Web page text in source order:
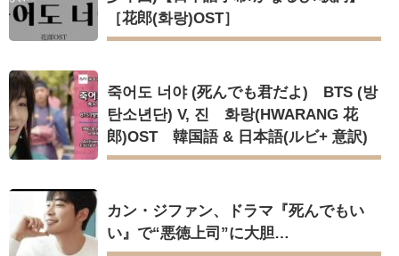
［花郎(화랑)OST］
죽어도 너야 (死んでも君だよ) BTS (방
탄소년단) V, 진 화랑(HWARANG 花
郎)OST 韓国語 & 日本語(ルビ+ 意訳)
カン・ジファン、ドラマ『死んでもい
い』で“悪徳上司”に大胆…